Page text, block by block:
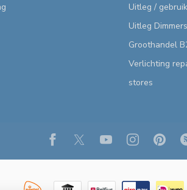
Uitleg /
Uitleg Dimmers
Groothandel
Verlichting
stores